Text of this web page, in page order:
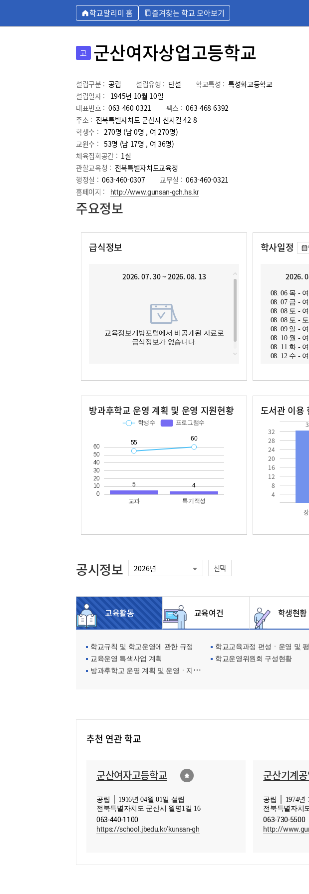
학교알리미 홈 즐겨찾는 학교 모아보기
고 군산여자상업고등학교
설립구분 : 공립 설립유형 : 단설 학교특성 : 특성화고등학교
설립일자 :
1945년 10월 10일
대표번호 : 063-460-0321 팩스 : 063-468-6392
주소 : 전북특별자치도 군산시 신지길 42-8
학생수 : 270명 (남 0명 , 여 270명)
교원수 : 53명 (남 17명 , 여 36명)
체육집회공간 : 1실
관할교육청 : 전북특별자치도교육청
행정실 : 063-460-0307 교무실 : 063-460-0321
홈페이지 :
http://www.gunsan-gch.hs.kr
주요정보
급식정보
2026. 07. 30 ~ 2026. 08. 13
교육정보개방포털에서 비공개된 자료로
급식정보가 없습니다.
학사일정
2026.
08. 06 목 -
08. 07 금 -
08. 08 토 -
08. 08 토 -
08. 09 일 -
08. 10 월 -
08. 11 화 -
08. 12 수 -
방과후학교 운영 계획 및 운영 지원현황 도서관 이용
4
8
12
16
20
24
28
32
공시정보 선택
교육활동 교육여건 학생현황
학교규칙 및 학교운영에 관한 규정 학교교육과정 편성ㆍ운영 및 평가에 관한
교육운영 특색사업 계획
학교운영위원회 구성현황
방과후학교 운영 계획 및 운영ㆍ지원현황
추천 연관 학교
군산여자고등학교
공립 │ 1916년 04월 01일 설립
전북특별자치도 군산시 월명1길 16
063-440-1100
https://school.jbedu.kr/kunsan-gh
군산기계
공립 │ 1974년
전북특별자치
063-730-5500
http://